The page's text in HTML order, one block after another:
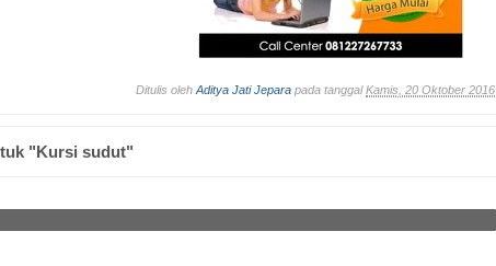
Ditulis oleh Aditya Jati Jepara pada tanggalKamis, 20 Oktober 2016
"Kursi sudut"